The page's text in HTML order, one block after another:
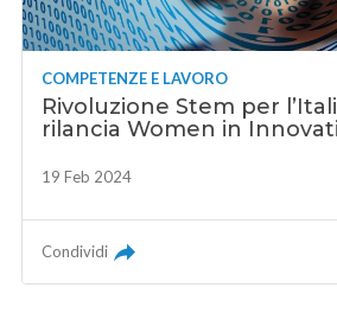
COMPETENZE E LAVORO
Rivoluzione Stem per
rilancia Women in
19 Feb 2024
Condividi